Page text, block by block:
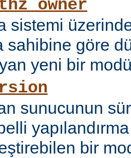
sistemi
sahibine göre
yeni bir
sunucunun
yapılandırma
bir